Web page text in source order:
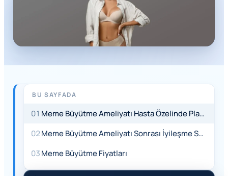
HIZLI
YANIT
büyütme
ameliyatı,
meme
BU SAYFADA
01
Meme Büyütme Ameliyatı Hasta Özelinde Planlanmalıdır
02
Meme Büyütme Ameliyatı Sonrası İyileşme Süreci
03Meme Büyütme Fiyatları